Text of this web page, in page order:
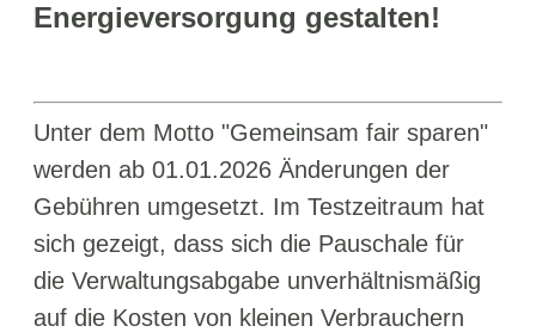
Energieversorgung gestalten!
Unter dem Motto "Gemeinsam fair sparen"
werden ab 01.01.2026 Änderungen der
Gebühren umgesetzt. Im Testzeitraum hat
sich gezeigt, dass sich die Pauschale für
die Verwaltungsabgabe unverhältnismäßig
auf die Kosten von kleinen Verbrauchern